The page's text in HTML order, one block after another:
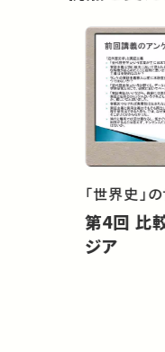
「世界史」
第4回 比較史のなかの日本・ア
ジア